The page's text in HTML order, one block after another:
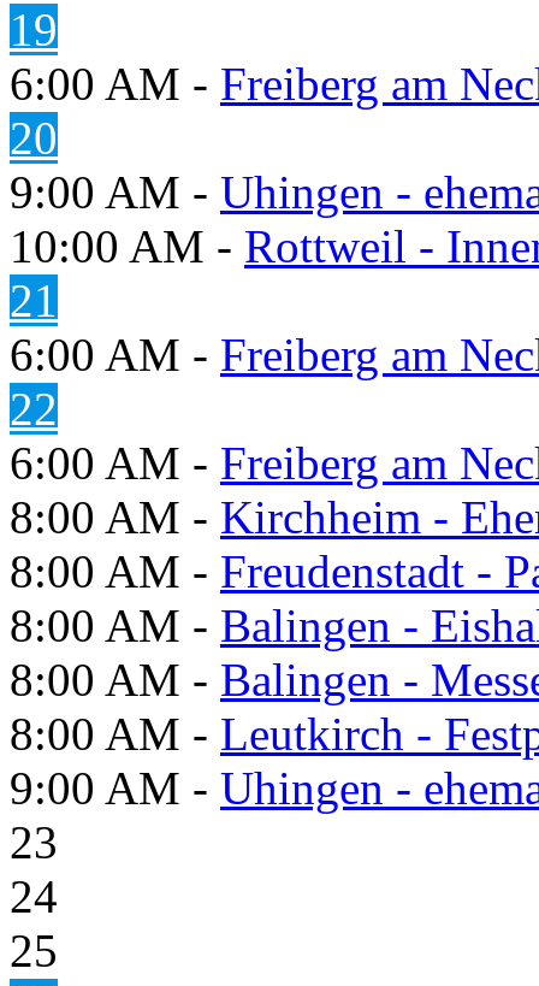
19
6:00 AM - Freiberg am
20
9:00 AM - Uhingen -
10:00 AM - Rottweil -
21
6:00 AM - Freiberg am
22
6:00 AM - Freiberg am
8:00 AM - Kirchheim -
8:00 AM - Freudenstadt -
8:00 AM - Balingen -
8:00 AM - Balingen -
8:00 AM - Leutkirch -
9:00 AM - Uhingen -
23
24
25